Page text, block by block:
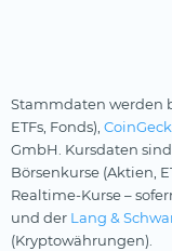
Stammdaten werden
ETFs, Fonds),
GmbH. Kursdaten
Börsenkurse (Aktien,
Realtime-Kurse –
und der Lang &
(Kryptowährungen).